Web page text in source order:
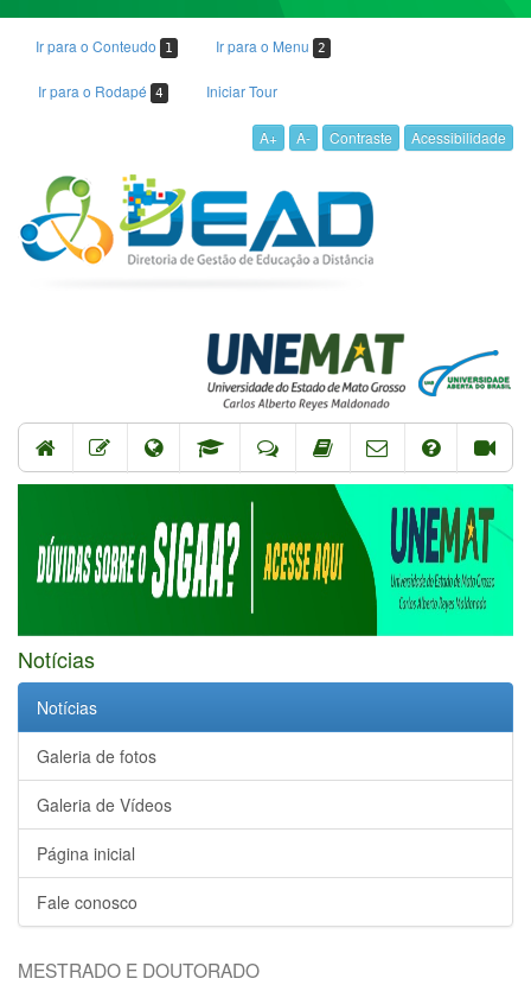
Ir para o Conteudo 1 Ir para o Menu 2
Ir para o Rodapé 4 Iniciar Tour
A+ A- Contraste Acessibilidade
Notícias
Notícias
Galeria de fotos
Galeria de Vídeos
Página inicial
Fale conosco
MESTRADO E DOUTORADO